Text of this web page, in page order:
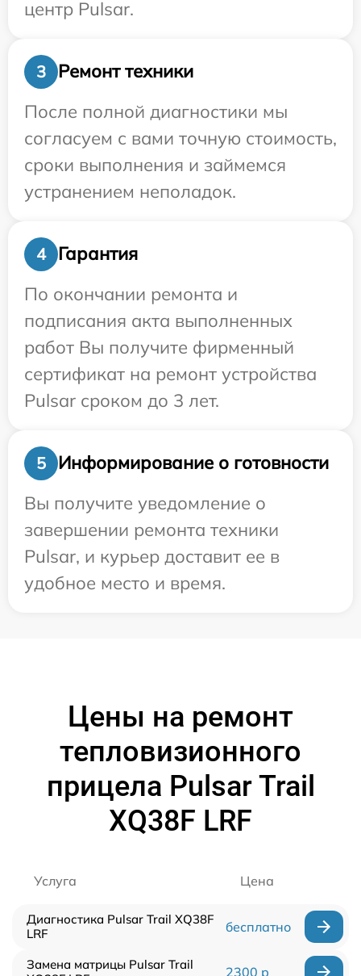
центр Pulsar.
3
Ремонт техники
После полной диагностики мы
согласуем с вами точную стоимость,
сроки выполнения и займемся
устранением неполадок.
4
Гарантия
По окончании ремонта и
подписания акта выполненных
работ Вы получите фирменный
сертификат на ремонт устройства
Pulsar сроком до 3 лет.
5
Информирование о готовности
Вы получите уведомление о
завершении ремонта техники
Pulsar, и курьер доставит ее в
удобное место и время.
Цены на ремонт
тепловизионного
прицела Pulsar Trail
XQ38F LRF
Услуга Цена
Диагностика Pulsar Trail XQ38F
LRF
бесплатно
Замена матрицы Pulsar Trail
2300 р